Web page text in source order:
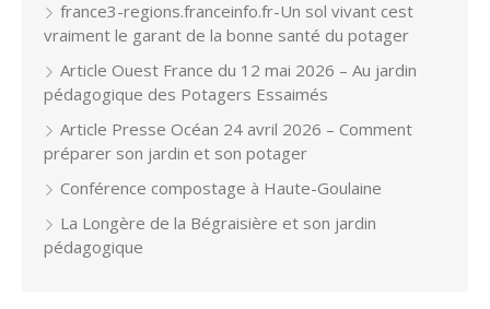
france3-regions.franceinfo.fr-Un sol vivant cest
vraiment le garant de la bonne santé du potager
Article Ouest France du 12 mai 2026 – Au jardin
pédagogique des Potagers Essaimés
Article Presse Océan 24 avril 2026 – Comment
préparer son jardin et son potager
Conférence compostage à Haute-Goulaine
La Longère de la Bégraisière et son jardin
pédagogique